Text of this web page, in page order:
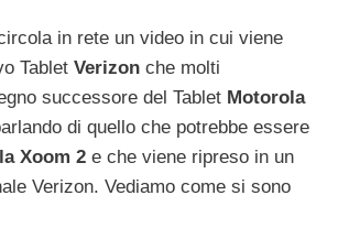
in rete un video in cui viene
Tablet Verizon che molti
successore del Tablet Motorola
di quello che potrebbe essere
Xoom 2 e che viene ripreso in un
Verizon. Vediamo come si sono